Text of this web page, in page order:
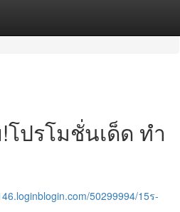
ปรโมชั่นเด็ด ทำ
50299994/15ร-